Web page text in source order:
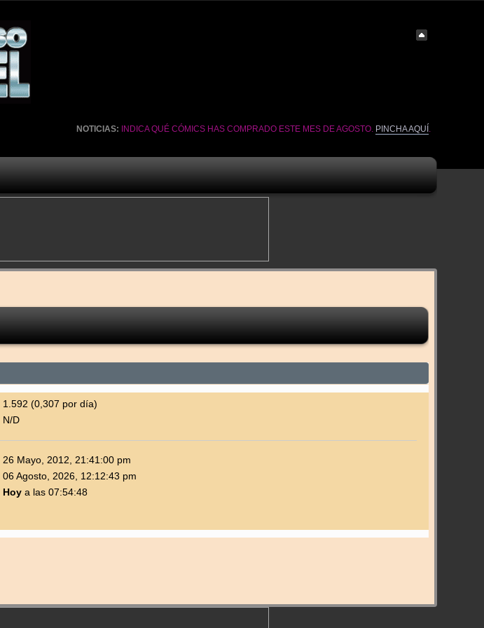
NOTICIAS: INDICA QUÉ CÓMICS HAS COMPRADO ESTE MES DE AGOSTO. PINCHA AQUÍ
1.592 (0,307 por día)
N/D
26 Mayo, 2012, 21:41:00 pm
06 Agosto, 2026, 12:12:43 pm
Hoy a las 07:54:48